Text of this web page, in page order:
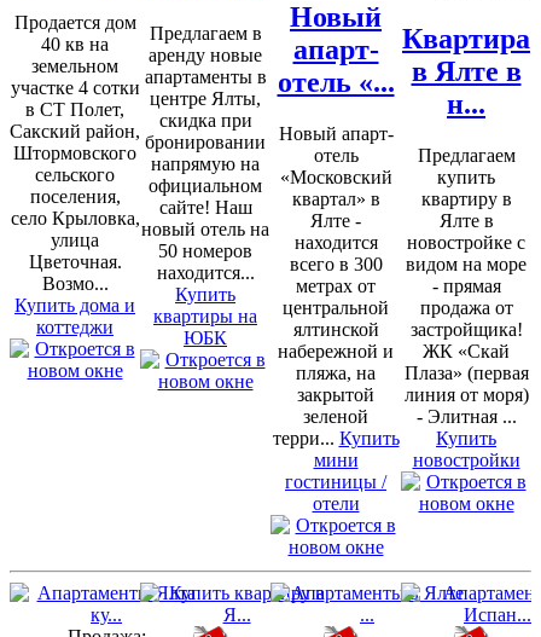
Продается дом
40 кв на
земельном
участке 4 сотки
в СТ Полет,
Сакский район,
Штормовского
сельского
поселения,
село Крыловка,
улица
Цветочная.
Возмо...
Купить дома и
коттеджи
Предлагаем в
аренду новые
апартаменты в
центре Ялты,
скидка при
бронировании
напрямую на
официальном
сайте! Наш
новый отель на
50 номеров
находится...
Купить
квартиры на
ЮБК
Новый
апарт-
отель «...
Новый апарт-
отель
«Московский
квартал» в
Ялте -
находится
всего в 300
метрах от
центральной
ялтинской
набережной и
пляжа, на
закрытой
зеленой
терри... Купить
мини
гостиницы /
отели
Квартира
в Ялте в
н...
Предлагаем
купить
квартиру в
Ялте в
новостройке с
видом на море
- прямая
продажа от
застройщика!
ЖК «Скай
Плаза» (первая
линия от моря)
- Элитная ...
Купить
новостройки